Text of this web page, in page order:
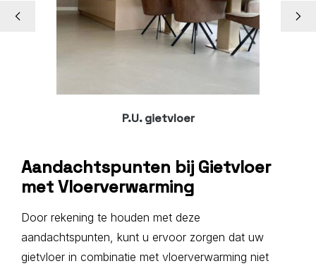
P.U. gietvloer
Aandachtspunten bij Gietvloer
met Vloerverwarming
Door rekening te houden met deze
aandachtspunten, kunt u ervoor zorgen dat uw
gietvloer in combinatie met vloerverwarming niet